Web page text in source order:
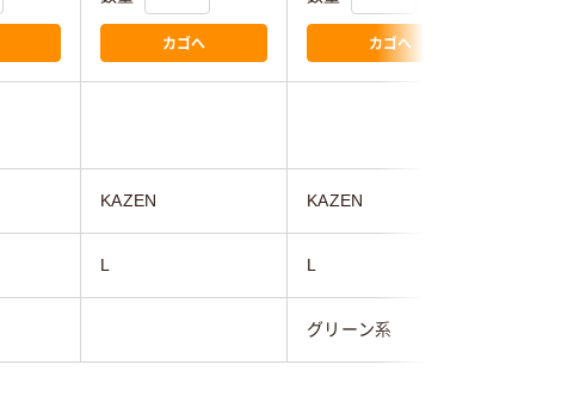
カゴへ カゴへ
KAZEN KAZEN
L L
グリーン系